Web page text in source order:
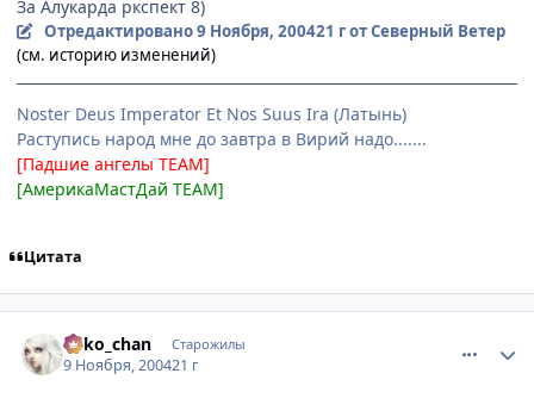
За Алукарда ркспект 8)
Отредактировано9 Ноября, 200421 гот Северный Ветер
(см. историю изменений)
Noster Deus Imperator Et Nos Suus Ira (Латынь)
Раступись народ мне до завтра в Вирий надо.......
[Падшие ангелы ТЕАМ]
[АмерикаМастДай TEAM]
Цитата
neko_chan Старожилы
9 Ноября, 200421 г